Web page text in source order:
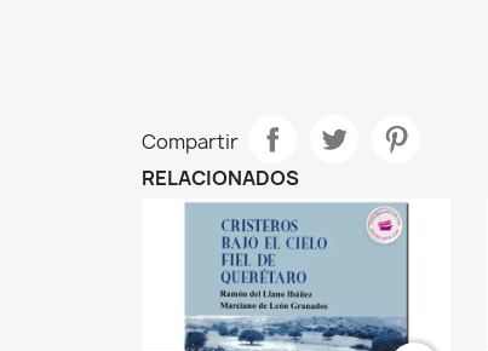
Compartir
RELACIONADOS